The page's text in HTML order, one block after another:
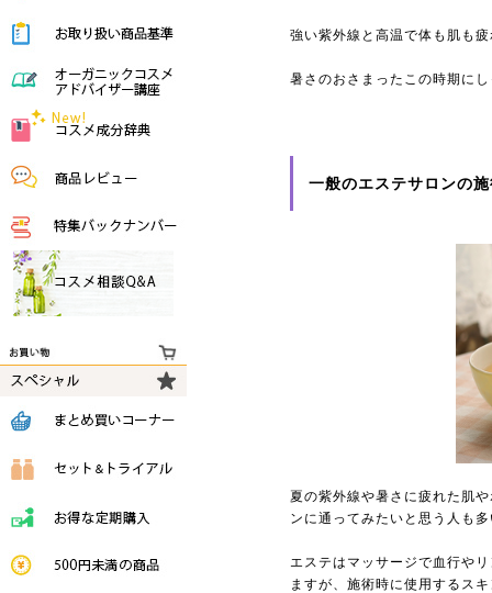
強い紫外線と高温で体も肌も
暑さのおさまったこの時期に
一般のエステサロンの
夏の紫外線や暑さに疲れた肌
ンに通ってみたいと思う人も
エステはマッサージで血行や
ますが、施術時に使用するス